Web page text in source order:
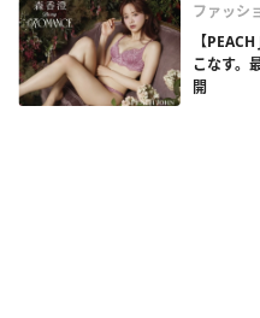
ファッシ
【
こなす。
開